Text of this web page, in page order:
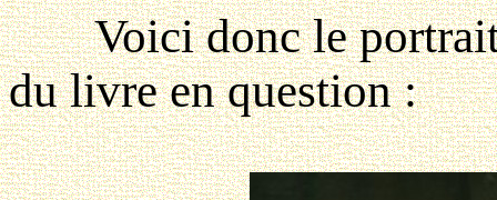
Voici donc le portrait
du livre en question :